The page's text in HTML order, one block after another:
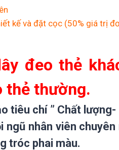
kế và đặt cọc (50% giá trị
đeo thẻ
thẻ thường.
tiêu chí ” Chất
nhân viên
tróc phai màu.